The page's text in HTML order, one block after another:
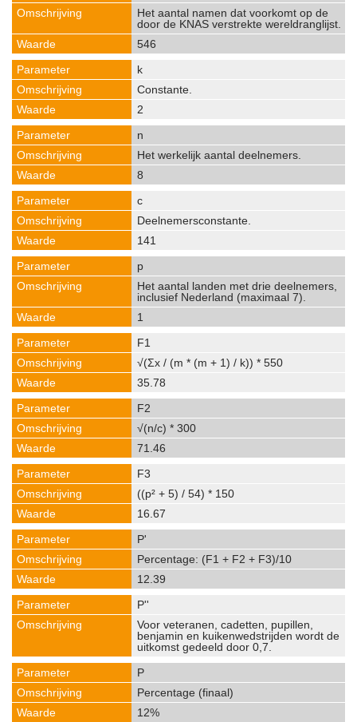
Het aantal namen dat voorkomt op de
door de KNAS verstrekte wereldranglijst.
546
k
Constante.
2
n
Het werkelijk aantal deelnemers.
8
c
Deelnemersconstante.
141
p
Het aantal landen met drie deelnemers,
inclusief Nederland (maximaal 7).
1
F1
√(Σx / (m * (m + 1) / k)) * 550
35.78
F2
√(n/c) * 300
71.46
F3
((p² + 5) / 54) * 150
16.67
P'
Percentage: (F1 + F2 + F3)/10
12.39
P''
Voor veteranen, cadetten, pupillen,
benjamin en kuikenwedstrijden wordt de
uitkomst gedeeld door 0,7.
P
Percentage (finaal)
12%